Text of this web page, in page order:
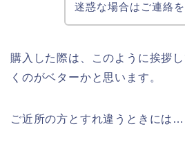
迷惑な場合はご連絡を
購入した際は、このように挨拶
くのがベターかと思います。
ご近所の方とすれ違うときには…